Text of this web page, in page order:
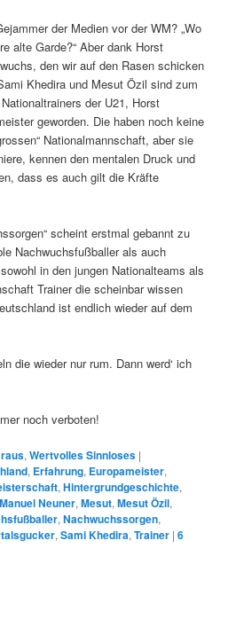
der Medien vor der WM? „Wo
alte Garde?“ Aber dank Horst
den wir auf den Rasen schicken
Khedira und Mesut Özil sind zum
der U21, Horst
geworden. Die haben noch keine
Nationalmannschaft, aber sie
kennen den mentalen Druck und
dass es auch gilt die Kräfte
scheint erstmal gebannt zu
Nachwuchsfußballer als auch
in den jungen Nationalteams als
Trainer die scheinbar wissen
ist endlich wieder auf dem
die wieder nur rum. Dann werd‘ ich
noch verboten!
,Wertvolles Sinnloses |
, Erfahrung, Europameister,
,Hintergrundgeschichte,
Manuel Neuner,Mesut,Mesut Özil,
,Nachwuchssorgen,
,Sami Khedira,Trainer |6